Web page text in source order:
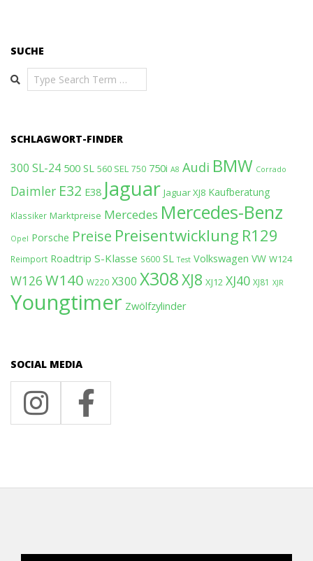
SUCHE
Search
SCHLAGWORT-FINDER
300 SL-24 500 SL 560 SEL 750 750i A8 Audi BMW Corrado
Daimler E32 E38 Jaguar Jaguar XJ8 Kaufberatung
Klassiker Marktpreise Mercedes Mercedes-Benz
Opel Porsche Preise Preisentwicklung R129
Reimport Roadtrip S-Klasse S600 SL Test Volkswagen VW W124
W126 W140 W220 X300 X308XJ8 XJ12 XJ40 XJ81 XJR
Youngtimer Zwölfzylinder
SOCIAL MEDIA